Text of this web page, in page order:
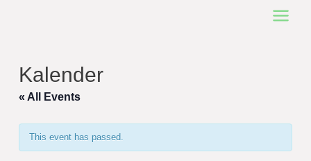
Main
Kalender
« All Events
This event has passed.